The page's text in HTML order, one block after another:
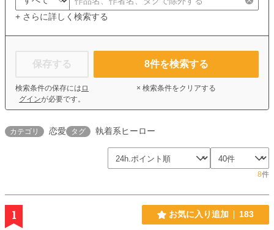
+ さらに詳しく検索する
保存する
検索条件の保存には ロ
グインが必要です。
8件を検索する
× 検索条件をクリアする
カテゴリ 恋愛 タグ 執着系ヒーロー
8件
1 お気に入り追加 183